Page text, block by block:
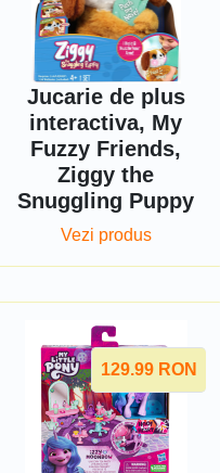
Jucarie de plus
interactiva, My
Fuzzy Friends,
Ziggy the
Snuggling Puppy
Vezi produs
129.99 RON